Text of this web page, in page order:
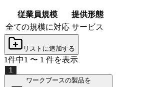
従業員規模
提供形態
全ての規模に対応 サービス
リストに追加する
1件中1 〜 1 件を表示
1
ワークブースの製品を